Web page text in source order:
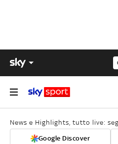
News e Highlights, tutto live:
Google Discover